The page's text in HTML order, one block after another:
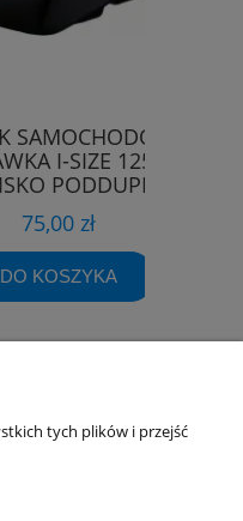
SAMOCHODOWY
I-SIZE 125-150
PODDUPNIK
PODKŁADKA
75,00 zł
DO KOSZYKA
tych plików i przejść